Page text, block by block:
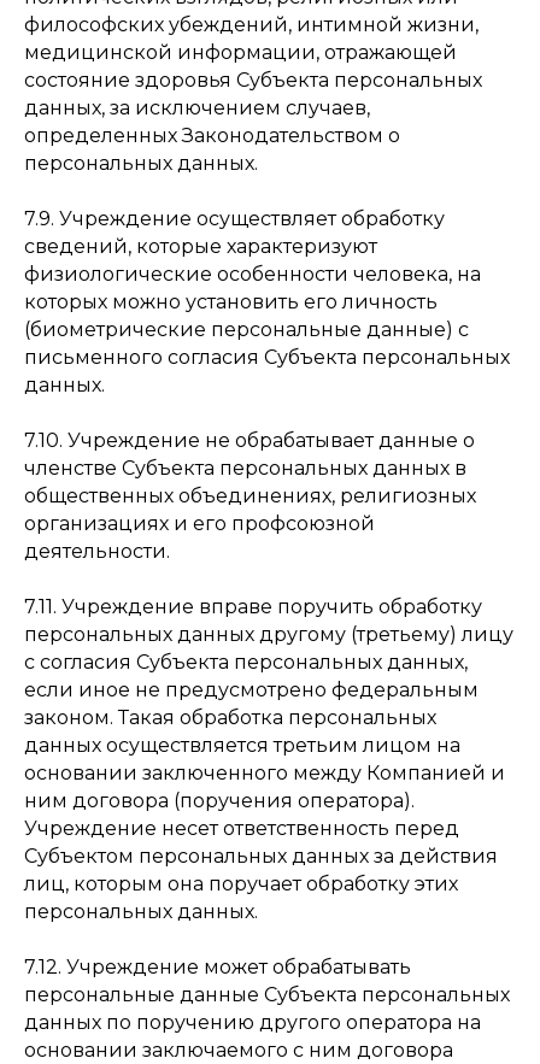
философских убеждений, интимной жизни,
медицинской информации, отражающей
состояние здоровья Субъекта персональных
данных, за исключением случаев,
определенных Законодательством о
персональных данных.
7.9. Учреждение осуществляет обработку
сведений, которые характеризуют
физиологические особенности человека, на
которых можно установить его личность
(биометрические персональные данные) с
письменного согласия Субъекта персональных
данных.
7.10. Учреждение не обрабатывает данные о
членстве Субъекта персональных данных в
общественных объединениях, религиозных
организациях и его профсоюзной
деятельности.
7.11. Учреждение вправе поручить обработку
персональных данных другому (третьему) лицу
с согласия Субъекта персональных данных,
если иное не предусмотрено федеральным
законом. Такая обработка персональных
данных осуществляется третьим лицом на
основании заключенного между Компанией и
ним договора (поручения оператора).
Учреждение несет ответственность перед
Субъектом персональных данных за действия
лиц, которым она поручает обработку этих
персональных данных.
7.12. Учреждение может обрабатывать
персональные данные Субъекта персональных
данных по поручению другого оператора на
основании заключаемого с ним договора
Образовательные услуги оказываются ЧОУ ДПО
«Международный Институт Техники, Технологий
272−16/254 265от 6 декабря 2019 года. Документ
о прохождении обучения по программе
дополнительного профессионального образования
также выдается ЧОУ ДПО «МИТТУ». (c) 2023 ЧОУ ДПО
Республика Татарстан Набережные Челны, пр-т
им. Вахитова, 2